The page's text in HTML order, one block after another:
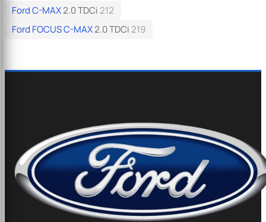
Ford C-MAX2.0 TDCi 212
Ford FOCUS C-MAX2.0 TDCi 219